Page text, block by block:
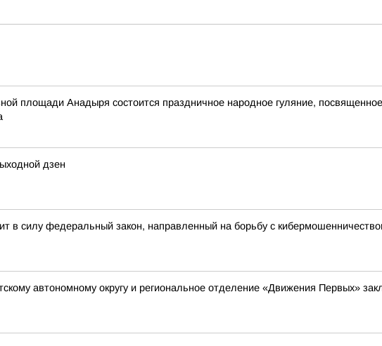
площади Анадыря состоится праздничное народное гуляние,
дзен
силу федеральный закон, направленный на борьбу с
автономному округу и региональное отделение «Движения Первых»